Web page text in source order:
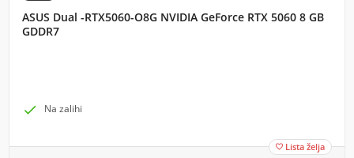
ASUS Dual -RTX5060-O8G NVIDIA GeForce RTX 5060 8 GB
GDDR7
 Na zalihi
 Lista želja